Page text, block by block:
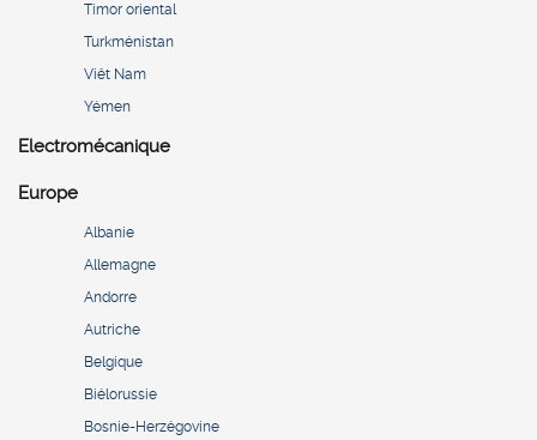
Timor oriental
Turkménistan
Viêt Nam
Yémen
Electromécanique
Europe
Albanie
Allemagne
Andorre
Autriche
Belgique
Biélorussie
Bosnie-Herzégovine